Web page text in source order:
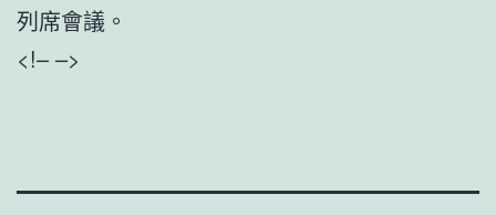
列席會議。
<!– –>